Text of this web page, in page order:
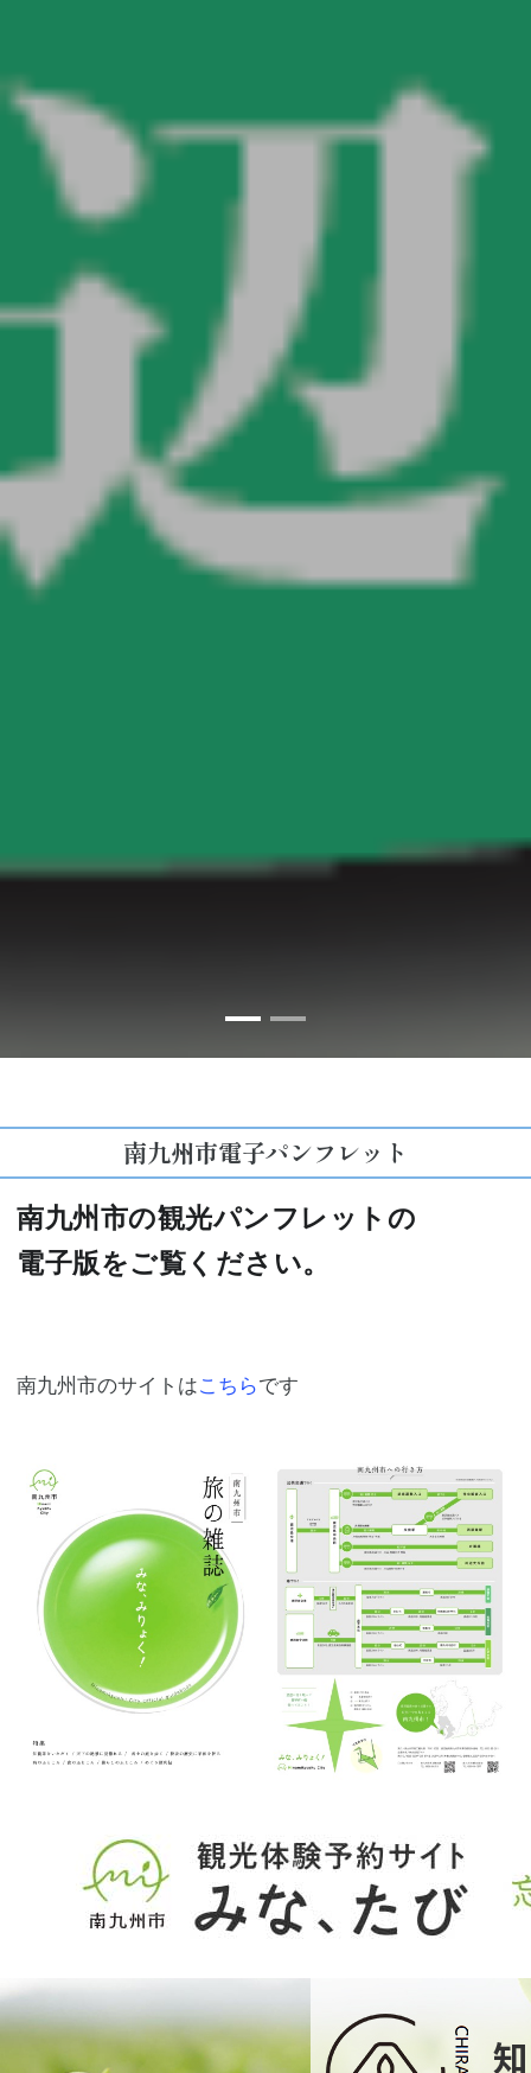
南九州市電子パンフレット
南九州市の観光パンフレットの
電子版をご覧ください。
南九州市のサイトはこちらです